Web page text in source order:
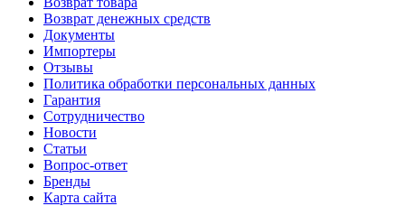
Возврат денежных средств
Документы
Импортеры
Отзывы
Политика обработки персональных данных
Гарантия
Сотрудничество
Новости
Статьи
Вопрос-ответ
Бренды
Карта сайта